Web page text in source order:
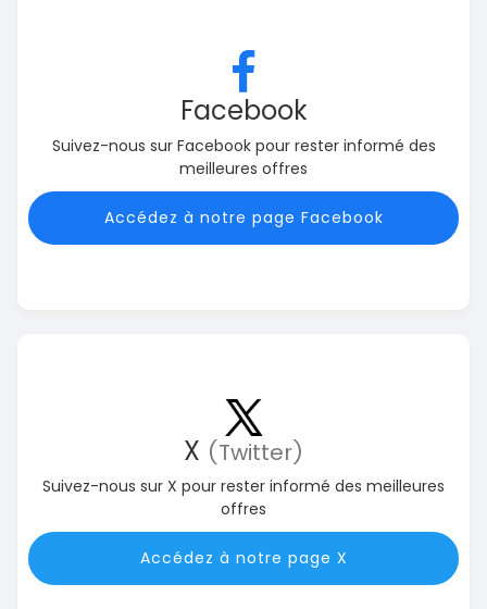
Facebook
Suivez-nous sur Facebook pour rester informé des
meilleures offres
Accédez à notre page Facebook
X (Twitter)
Suivez-nous sur X pour rester informé des meilleures
offres
Accédez à notre page X